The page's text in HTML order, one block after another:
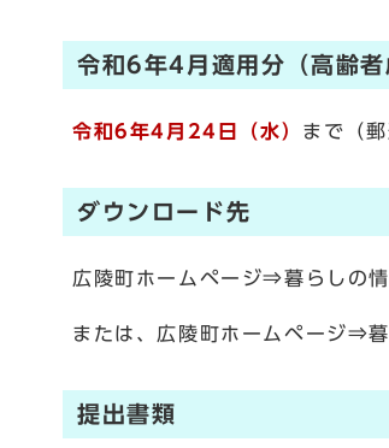
令和6年4月適用分（高齢者
令和6年4月24日（水） まで（
ダウンロード先
広陵町ホームページ⇒暮らしの
または、広陵町ホームページ⇒
提出書類